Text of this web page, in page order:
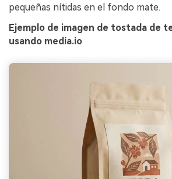
pequeñas nítidas en el fondo mate.
Ejemplo de imagen de tostada de
usando media.io